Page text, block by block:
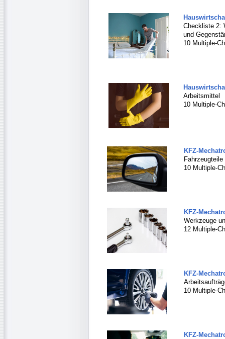
Checkliste 2:
und
10 Multiple-
Arbeitsmittel
10 Multiple-
KFZ-
10 Multiple-
KFZ-
Werkzeuge
12 Multiple-
KFZ-
10 Multiple-
KFZ-